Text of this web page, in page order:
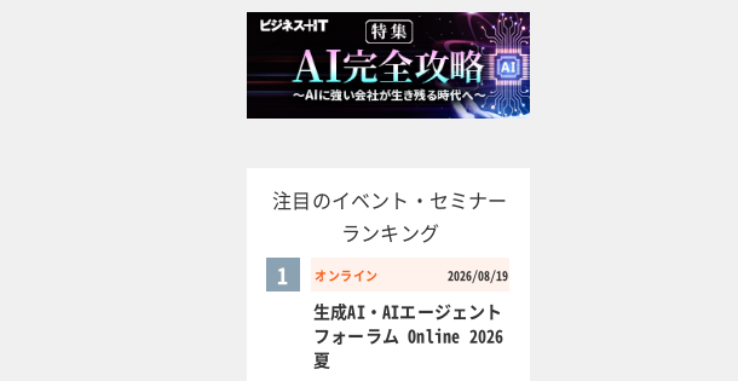
注目のイベント・セミナー
ランキング
オンライン 2026/08/19
1
生成AI・AIエージェント
フォーラム Online 2026
夏